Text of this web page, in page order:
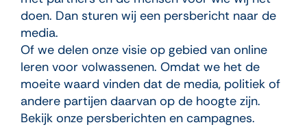
doen. Dan sturen wij een persbericht naar de
media.
Of we delen onze visie op gebied van online
leren voor volwassenen. Omdat we het de
moeite waard vinden dat de media, politiek of
andere partijen daarvan op de hoogte zijn.
Bekijk onze persberichten en campagnes.